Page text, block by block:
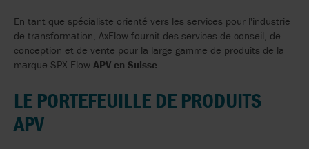
En tant que spécialiste orienté vers les services pour l'industrie
de transformation, AxFlow fournit des services de conseil, de
conception et de vente pour la large gamme de produits de la
marque SPX-Flow APV en Suisse
LE PORTEFEUILLE DE PRODUITS
APV